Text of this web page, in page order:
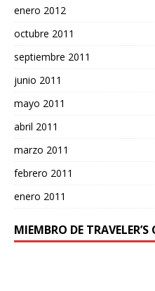
enero 2012
octubre 2011
septiembre 2011
junio 2011
mayo 2011
abril 2011
marzo 2011
febrero 2011
enero 2011
MIEMBRO DE